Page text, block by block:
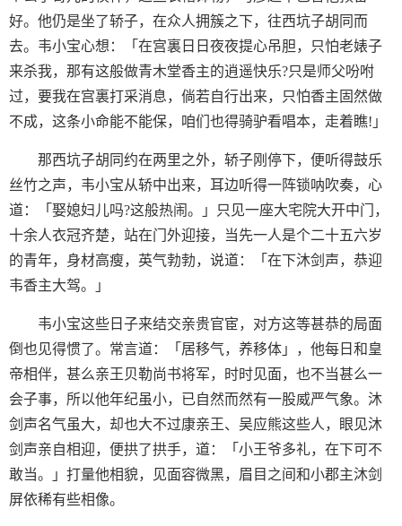
好。他仍是坐了轿子，在众人拥簇之下，往西坑子胡同而
去。韦小宝心想：「在宫裏日日夜夜提心吊胆，只怕老婊子
来杀我，那有这般做青木堂香主的逍遥快乐?只是师父吩咐
过，要我在宫裏打采消息，倘若自行出来，只怕香主固然做
不成，这条小命能不能保，咱们也得骑驴看唱本，走着瞧!」
那西坑子胡同约在两里之外，轿子刚停下，便听得鼓乐
丝竹之声，韦小宝从轿中出来，耳边听得一阵锁呐吹奏，心
道：「娶媳妇儿吗?这般热闹。」只见一座大宅院大开中门，
十余人衣冠齐楚，站在门外迎接，当先一人是个二十五六岁
的青年，身材高瘦，英气勃勃，说道：「在下沐剑声，恭迎
韦香主大驾。」
韦小宝这些日子来结交亲贵官宦，对方这等甚恭的局面
倒也见得惯了。常言道：「居移气，养移体」，他每日和皇
帝相伴，甚么亲王贝勒尚书将军，时时见面，也不当甚么一
会子事，所以他年纪虽小，已自然而然有一股威严气象。沐
剑声名气虽大，却也大不过康亲王、吴应熊这些人，眼见沐
剑声亲自相迎，便拱了拱手，道：「小王爷多礼，在下可不
敢当。」打量他相貌，见面容微黑，眉目之间和小郡主沐剑
屏依稀有些相像。